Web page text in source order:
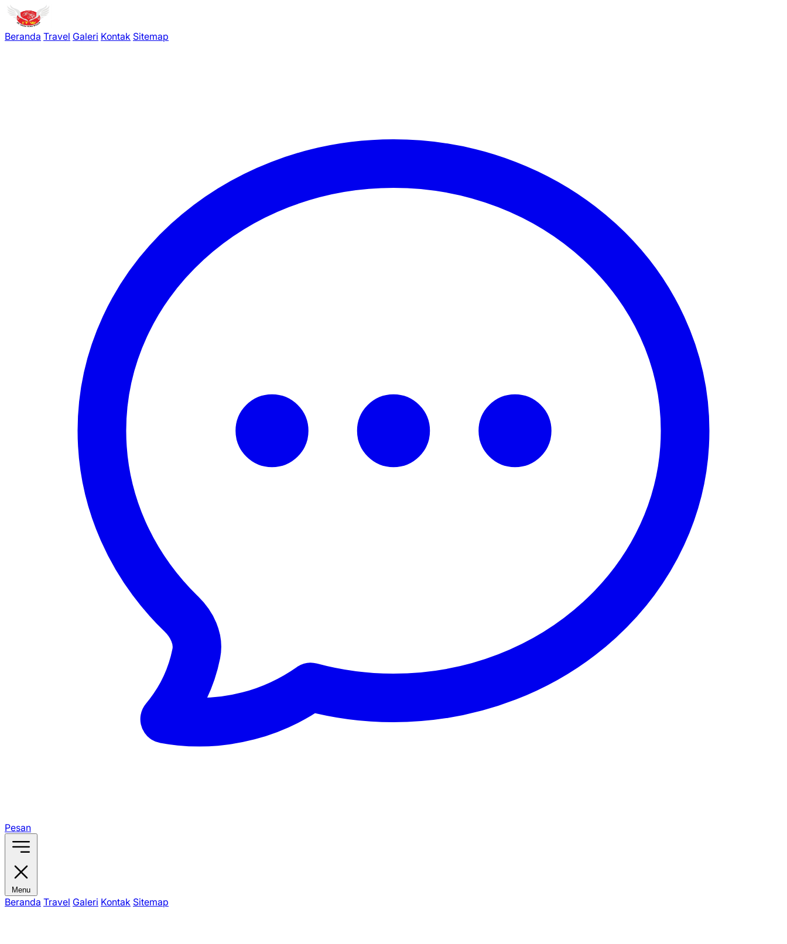
Beranda Travel Galeri Kontak Sitemap
Pesan
Menu
Beranda Travel Galeri Kontak Sitemap